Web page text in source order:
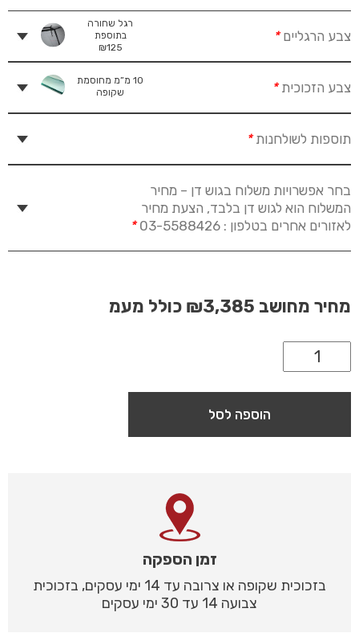
צבע הרגליים*
רגל שחורה
בתוספת
₪125
צבע הזכוכית*
10 מ”מ מחוסמת
שקופה
תוספות לשולחנות*
בחר אפשרויות משלוח בגוש דן – מחיר
המשלוח הוא לגוש דן בלבד, הצעת מחיר
לאזורים אחרים בטלפון : 03-5588426
*
מחיר מחושב ₪3,385 כולל מעמ
הוספה לסל
זמן הספקה
בזכוכית שקופה או צרובה עד 14 ימי עסקים, בזכוכית
צבועה 14 עד 30 ימי עסקים